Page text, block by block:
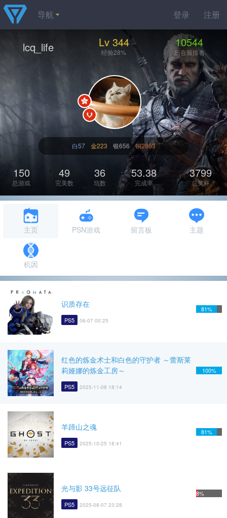
登录 注册
导航
lcq_life Lv 344
经验28%
10544
所在服排名
白57 金223 银656 铜2863
150
总游戏
49
完美数
36
坑数
53.38
完成率
3799
总奖杯
主页 PSN游戏 留言板 主题
机因
识质存在
PS5 06-07 00:25
81%
红色的炼金术士和白色的守护者 ～蕾斯莱
莉娅娜的炼金工房～
PS5 2025-11-08 18:14
100%
羊蹄山之魂
PS5 2025-10-25 18:41
81%
光与影 33号远征队
PS5 2025-08-07 23:28
8%